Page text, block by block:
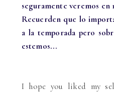
seguramente veremos en
Recuerden que lo
a la temporada pero
estemos...
I hope you liked my